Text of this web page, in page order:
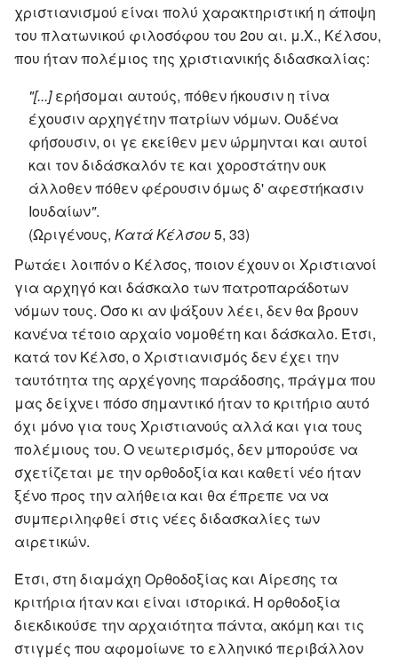
χριστιανισμού είναι πολύ χαρακτηριστική η άποψη
του πλατωνικού φιλοσόφου του 2ου αι. μ.Χ., Κέλσου,
που ήταν πολέμιος της χριστιανικής διδασκαλίας:
"[...]ερήσομαι αυτούς, πόθεν ήκουσιν η τίνα
έχουσιν αρχηγέτην πατρίων νόμων. Ουδένα
φήσουσιν, οι γε εκείθεν μεν ώρμηνται και αυτοί
και τον διδάσκαλόν τε και χοροστάτην ουκ
άλλοθεν πόθεν φέρουσιν όμως δ' αφεστήκασιν
Ιουδαίων".
(Ωριγένους, Κατά Κέλσου5, 33)
Ρωτάει λοιπόν ο Κέλσος, ποιον έχουν οι Χριστιανοί
για αρχηγό και δάσκαλο των πατροπαράδοτων
νόμων τους. Όσο κι αν ψάξουν λέει, δεν θα βρουν
κανένα τέτοιο αρχαίο νομοθέτη και δάσκαλο. Έτσι,
κατά τον Κέλσο, ο Χριστιανισμός δεν έχει την
ταυτότητα της αρχέγονης παράδοσης, πράγμα που
μας δείχνει πόσο σημαντικό ήταν το κριτήριο αυτό
όχι μόνο για τους Χριστιανούς αλλά και για τους
πολέμιους του. Ο νεωτερισμός, δεν μπορούσε να
σχετίζεται με την ορθοδοξία και καθετί νέο ήταν
ξένο προς την αλήθεια και θα έπρεπε να να
συμπεριληφθεί στις νέες διδασκαλίες των
αιρετικών.
Έτσι, στη διαμάχη Ορθοδοξίας και Αίρεσης τα
κριτήρια ήταν και είναι ιστορικά. Η ορθοδοξία
διεκδικούσε την αρχαιότητα πάντα, ακόμη και τις
στιγμές που αφομοίωνε το ελληνικό περιβάλλον